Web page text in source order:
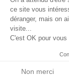
ce site vous
déranger, mais on
visite...
C'est OK pour vous
Non merci